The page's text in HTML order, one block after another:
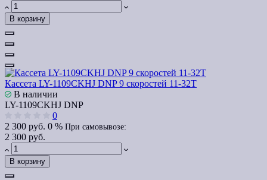
В корзину
Кассета LY-1109CKHJ DNP 9 скоростей 11-32T
В наличии
LY-1109CKHJ DNP
0
2 300 руб. 0 % При самовывозе:
2 300 руб.
В корзину